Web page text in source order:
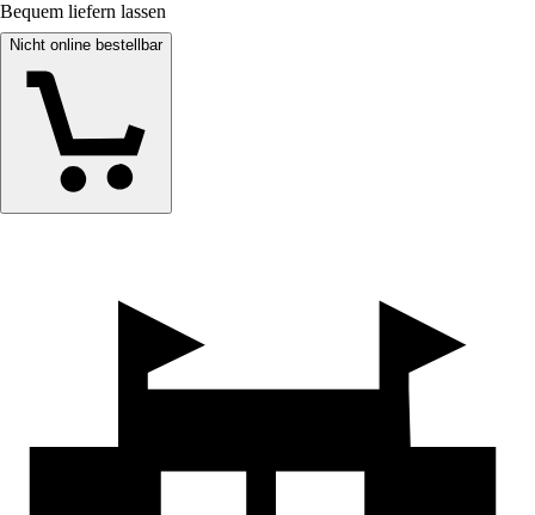
Bequem liefern lassen
Nicht online bestellbar